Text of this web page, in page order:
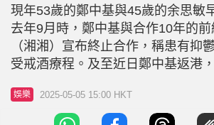
現年53歲的鄭中基與45歲的余思敏
去年9月時，鄭中基與合作10年的
（湘湘）宣布終止合作，稱患有抑
受戒酒療程。及至近日鄭中基返港
現IG互相取消追蹤，其後鄭中基更
事法庭，令兩人離婚的傳聞甚上塵
刊》再爆出鄭中基僅願意付8,000元
娛樂 2025-05-05 15:00 HKT